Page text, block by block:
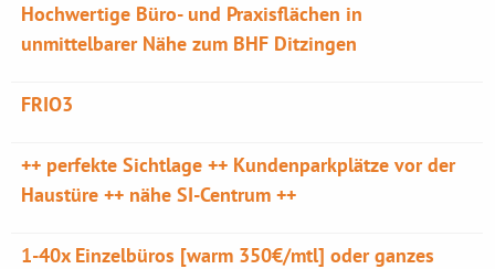
Hochwertige Büro- und Praxisflächen in
unmittelbarer Nähe zum BHF Ditzingen
FRIO3
++ perfekte Sichtlage ++ Kundenparkplätze vor der
Haustüre ++ nähe SI-Centrum ++
1-40x Einzelbüros [warm 350€/mtl] oder ganzes